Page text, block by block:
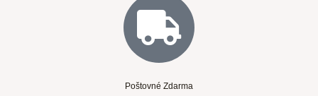
Poštovné Zdarma